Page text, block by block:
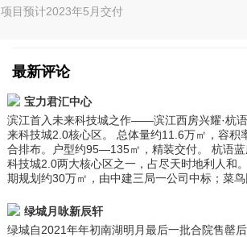
项目预计2023年5月交付
最新评论
宝力君汇中心
滨江首入未来科技城之作——滨江西房兴耀·杭
来科技城2.0核心区。 总体量约11.6万㎡，容
合排布。户型约95—135㎡，精装交付。 杭语
科技城2.0两大核心区之一，占尽天时地利人和
期规划约30万㎡，由中建三局一公司中标；菜鸟
绿城月咏新辰轩
绿城自2021年年初南湖明月最后一批合院售罄